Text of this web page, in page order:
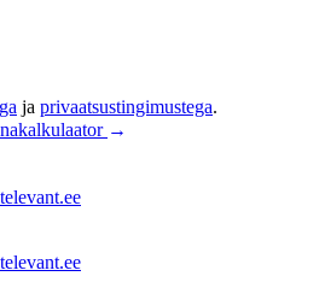
ja privaatsustingimustega.
→